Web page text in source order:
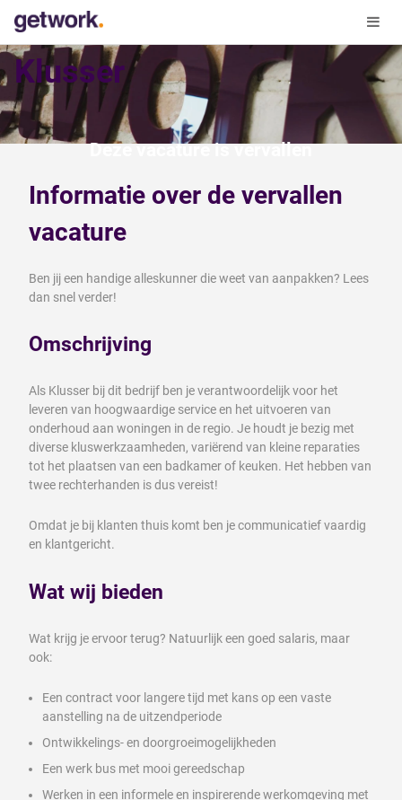
Klusser
Deze vacature is vervallen
Informatie over de vervallen
vacature
Ben jij een handige alleskunner die weet van aanpakken? Lees
dan snel verder!
Omschrijving
Als Klusser bij dit bedrijf ben je verantwoordelijk voor het
leveren van hoogwaardige service en het uitvoeren van
onderhoud aan woningen in de regio. Je houdt je bezig met
diverse kluswerkzaamheden, variërend van kleine reparaties
tot het plaatsen van een badkamer of keuken. Het hebben van
twee rechterhanden is dus vereist!
Omdat je bij klanten thuis komt ben je communicatief vaardig
en klantgericht.
Wat wij bieden
Wat krijg je ervoor terug? Natuurlijk een goed salaris, maar
ook:
Een contract voor langere tijd met kans op een vaste
aanstelling na de uitzendperiode
Ontwikkelings- en doorgroeimogelijkheden
Een werk bus met mooi gereedschap
Werken in een informele en inspirerende werkomgeving met